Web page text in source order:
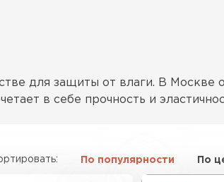
для защиты от влаги. В Москве
в себе прочность и
варианты – это рулонные
По популярности По
ПЕРЕЙТИ